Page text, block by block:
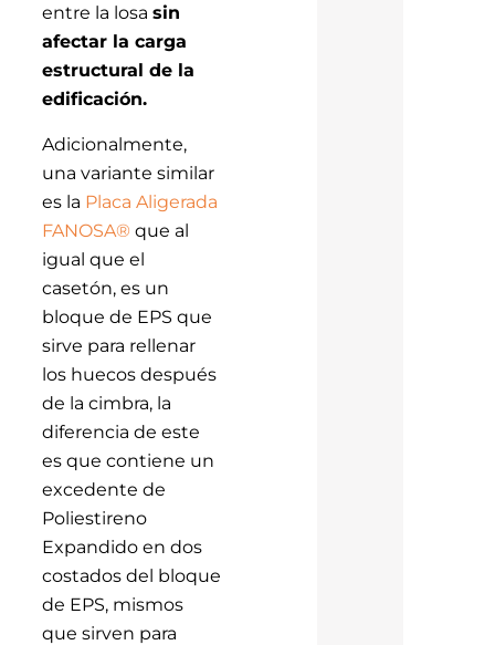
entre la losa sin
afectar la carga
estructural de la
edificación.
Adicionalmente,
una variante similar
es la Placa Aligerada
FANOSA® que al
igual que el
casetón, es un
bloque de EPS que
sirve para rellenar
los huecos después
de la cimbra, la
diferencia de este
es que contiene un
excedente de
Poliestireno
Expandido en dos
costados del bloque
de EPS, mismos
que sirven para